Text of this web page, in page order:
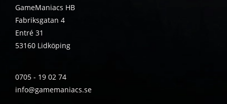
GameManiacs HB
Fabriksgatan 4
Entré 31
53160 Lidköping
0705 - 19 02 74
info@gamemaniacs.se